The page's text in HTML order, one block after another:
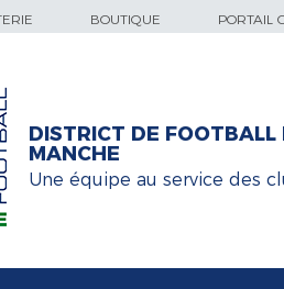
BOUTIQUE PORTAIL
DISTRICT DE FOOTBALL
MANCHE
Une équipe au service des